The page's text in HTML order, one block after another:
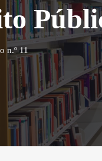
n.º 11